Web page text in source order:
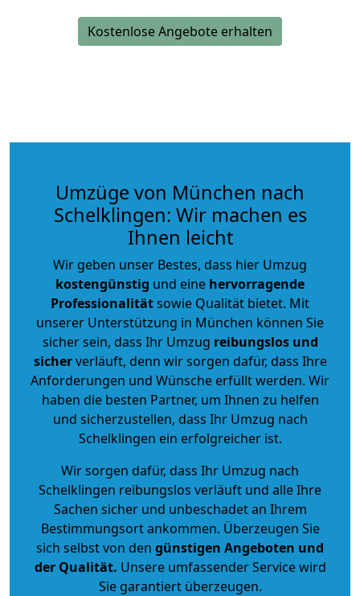
Kostenlose Angebote erhalten
Umzüge von München nach
Schelklingen: Wir machen es
Ihnen leicht
Wir geben unser Bestes, dass hier Umzug
kostengünstig und eine hervorragende
Professionalitätsowie Qualität bietet. Mit
unserer Unterstützung in München können Sie
sicher sein, dass Ihr Umzug reibungslos und
sicherverläuft, denn wir sorgen dafür, dass Ihre
Anforderungen und Wünsche erfüllt werden. Wir
haben die besten Partner, um Ihnen zu helfen
und sicherzustellen, dass Ihr Umzug nach
Schelklingen ein erfolgreicher ist.
Wir sorgen dafür, dass Ihr Umzug nach
Schelklingen reibungslos verläuft und alle Ihre
Sachen sicher und unbeschadet an Ihrem
Bestimmungsort ankommen. Überzeugen Sie
sich selbst von den günstigen Angeboten und
der Qualität. Unsere umfassender Service wird
Sie garantiert überzeugen.